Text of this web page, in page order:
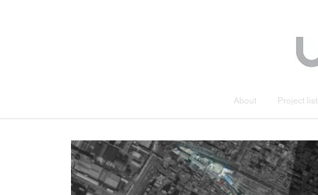
About Project